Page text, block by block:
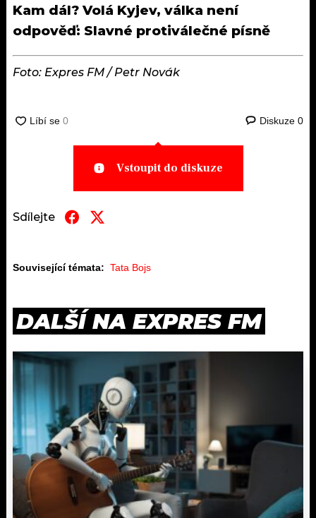
Kam dál? Volá Kyjev, válka není
odpověď: Slavné protiválečné písně
Foto: Expres FM / Petr Novák
Diskuze 0
Vstoupit do diskuze
Sdílejte
Související témata: Tata Bojs
DALŠÍ NA EXPRES FM